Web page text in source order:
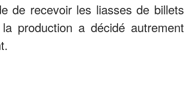
de recevoir les liasses de
production a décidé